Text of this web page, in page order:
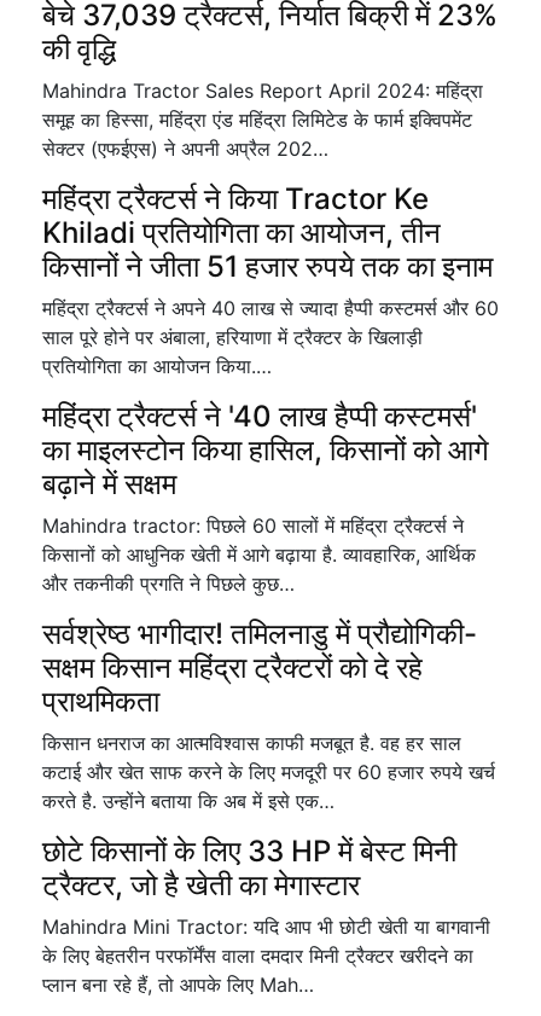
बेचे 37,039 ट्रैक्टर्स, निर्यात बिक्री में 23%
की वृद्धि
Mahindra Tractor Sales Report April 2024: महिंद्रा
समूह का हिस्सा, महिंद्रा एंड महिंद्रा लिमिटेड के फार्म इक्विपमेंट
सेक्टर (एफईएस) ने अपनी अप्रैल 202…
महिंद्रा ट्रैक्टर्स ने किया Tractor Ke
Khiladi प्रतियोगिता का आयोजन, तीन
किसानों ने जीता 51 हजार रुपये तक का इनाम
महिंद्रा ट्रैक्टर्स ने अपने 40 लाख से ज्यादा हैप्पी कस्टमर्स और 60
साल पूरे होने पर अंबाला, हरियाणा में ट्रैक्टर के खिलाड़ी
प्रतियोगिता का आयोजन किया.…
महिंद्रा ट्रैक्टर्स ने '40 लाख हैप्पी कस्टमर्स'
का माइलस्टोन किया हासिल, किसानों को आगे
बढ़ाने में सक्षम
Mahindra tractor: पिछले 60 सालों में महिंद्रा ट्रैक्टर्स ने
किसानों को आधुनिक खेती में आगे बढ़ाया है. व्यावहारिक, आर्थिक
और तकनीकी प्रगति ने पिछले कुछ…
सर्वश्रेष्ठ भागीदार! तमिलनाडु में प्रौद्योगिकी-
सक्षम किसान महिंद्रा ट्रैक्टरों को दे रहे
प्राथमिकता
किसान धनराज का आत्मविश्वास काफी मजबूत है. वह हर साल
कटाई और खेत साफ करने के लिए मजदूरी पर 60 हजार रुपये खर्च
करते है. उन्होंने बताया कि अब में इसे एक…
छोटे किसानों के लिए 33 HP में बेस्ट मिनी
ट्रैक्टर, जो है खेती का मेगास्टार
Mahindra Mini Tractor: यदि आप भी छोटी खेती या बागवानी
के लिए बेहतरीन परफॉर्मेंस वाला दमदार मिनी ट्रैक्टर खरीदने का
प्लान बना रहे हैं, तो आपके लिए Mah…